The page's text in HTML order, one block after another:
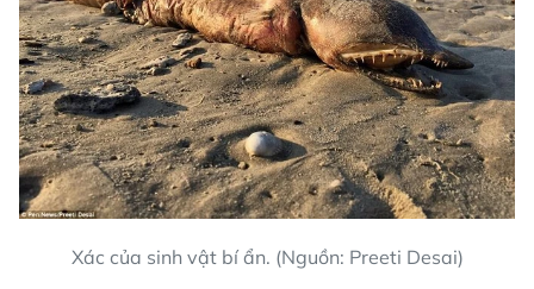
Xác của sinh vật bí ẩn. (Nguồn: Preeti Desai)